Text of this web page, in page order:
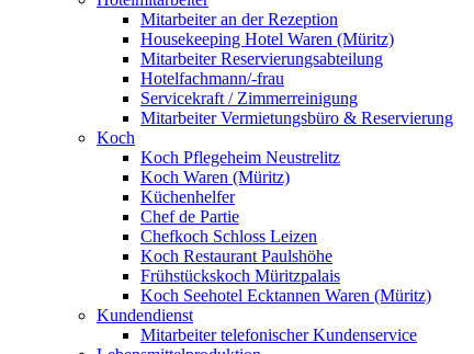
Mitarbeiter an der Rezeption
Housekeeping Hotel Waren (Müritz)
Mitarbeiter Reservierungsabteilung
Hotelfachmann/-frau
Servicekraft / Zimmerreinigung
Mitarbeiter Vermietungsbüro & Reservierung
Koch
Koch Pflegeheim Neustrelitz
Koch Waren (Müritz)
Küchenhelfer
Chef de Partie
Chefkoch Schloss Leizen
Koch Restaurant Paulshöhe
Frühstückskoch Müritzpalais
Koch Seehotel Ecktannen Waren (Müritz)
Kundendienst
Mitarbeiter telefonischer Kundenservice